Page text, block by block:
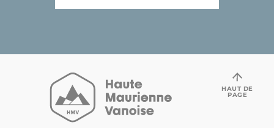
HAUT DE
PAGE